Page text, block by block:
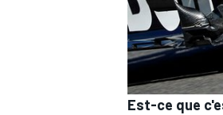
Est-ce que